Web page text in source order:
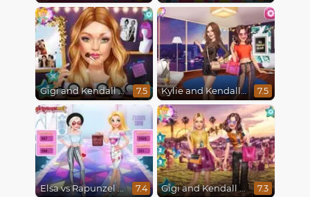
Gigi and Kendall BFFS 7.5 Kylie and Kendall Sisters Break Up 7.5
Elsa vs Rapunzel Fashion Game 7.4 Gigi and Kendall Fashionistas 7.3